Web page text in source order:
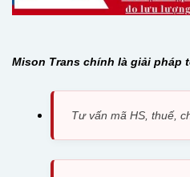
Mison Trans chính là giải pháp
Tư vấn mã HS, thuế,